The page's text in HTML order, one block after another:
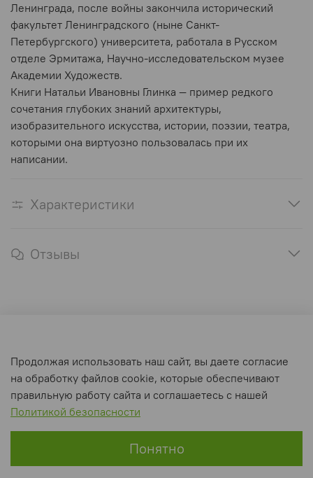
Ленинграда, после войны закончила исторический
факультет Ленинградского (ныне Санкт-
Петербургского) университета, работала в Русском
отделе Эрмитажа, Научно-исследовательском музее
Академии Художеств.
Книги Натальи Ивановны Глинка — пример редкого
сочетания глубоких знаний архитектуры,
изобразительного искусства, истории, поэзии, театра,
которыми она виртуозно пользовалась при их
написании.
Характеристики
Отзывы
Пользовательское соглашение
Условия обмена и возврата
Интернет-магазин создан на inSales
Продолжая использовать наш сайт, вы даете согласие
на обработку файлов cookie, которые обеспечивают
правильную работу сайта и соглашаетесь с нашей
Политикой безопасности
Понятно